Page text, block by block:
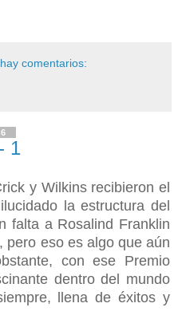
comentarios:
1
y Wilkins recibieron el
la estructura del
falta a Rosalind Franklin
pero eso es algo que aún
con ese Premio
dentro del mundo
llena de éxitos y